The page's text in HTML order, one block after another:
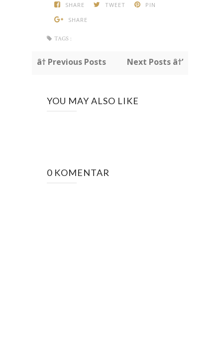
SHARE TWEET
PIN
SHARE
TAGS :
â† Previous Posts Next Posts â†’
YOU MAY ALSO LIKE
0 KOMENTAR